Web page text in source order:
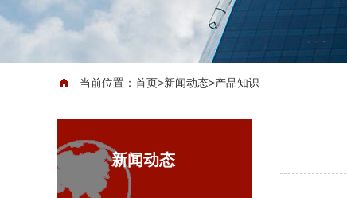
当前位置： 首页>新闻动态>产品知识
新闻动态